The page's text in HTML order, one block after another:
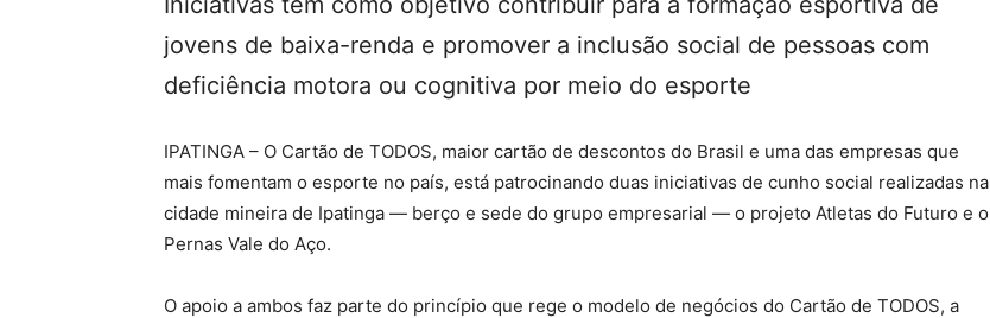
jovens de baixa-renda e promover a inclusão social de pessoas com
deficiência motora ou cognitiva por meio do esporte
IPATINGA – O Cartão de TODOS, maior cartão de descontos do Brasil e uma das empresas que
mais fomentam o esporte no país, está patrocinando duas iniciativas de cunho social realizadas na
cidade mineira de Ipatinga — berço e sede do grupo empresarial — o projeto Atletas do Futuro e o
Pernas Vale do Aço.
O apoio a ambos faz parte do princípio que rege o modelo de negócios do Cartão de TODOS, a